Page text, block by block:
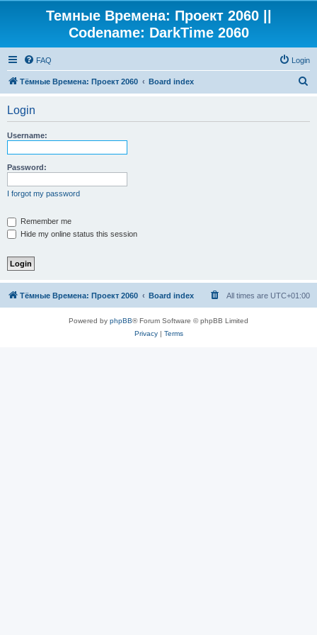
Темные Времена: Проект 2060 ||
Codename: DarkTime 2060
FAQ Login
Тёмные Времена: Проект 2060 Board index
Login
Username:
Password:
I forgot my password
Remember me
Hide my online status this session
Тёмные Времена: Проект 2060 Board index All times are UTC+01:00
Powered by phpBB® Forum Software © phpBB Limited
Privacy| Terms